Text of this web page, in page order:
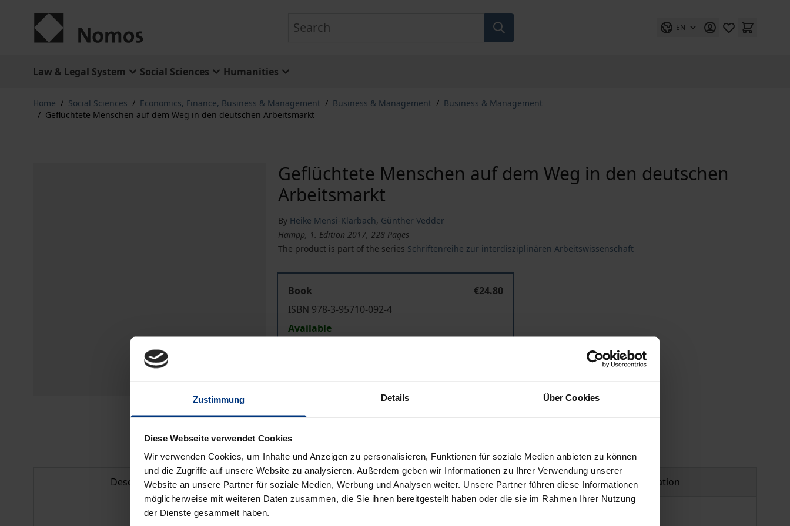
Zustimmung Details Über Cookies
Diese Webseite verwendet Cookies
Wir verwenden Cookies, um Inhalte und Anzeigen zu personalisieren, Funktionen für soziale Medien anbieten zu können
und die Zugriffe auf unsere Website zu analysieren. Außerdem geben wir Informationen zu Ihrer Verwendung unserer
Website an unsere Partner für soziale Medien, Werbung und Analysen weiter. Unsere Partner führen diese Informationen
möglicherweise mit weiteren Daten zusammen, die Sie ihnen bereitgestellt haben oder die sie im Rahmen Ihrer Nutzung
der Dienste gesammelt haben.
EN
Law & Legal System Social Sciences Humanities
Home / Social Sciences / Economics, Finance, Business & Management / Business & Management / Business & Management
/ Geflüchtete Menschen auf dem Weg in den deutschen Arbeitsmarkt
Geflüchtete Menschen auf dem Weg in den deutschen
Arbeitsmarkt
By Heike Mensi-Klarbach, Günther Vedder
Hampp, 1. Edition 2017, 228 Pages
The product is part of the series Schriftenreihe zur interdisziplinären Arbeitswissenschaft
Book
€24.80
ISBN 978-3-95710-092-4
Available
Add to Wish List
Description Bibliographical data Product safety information